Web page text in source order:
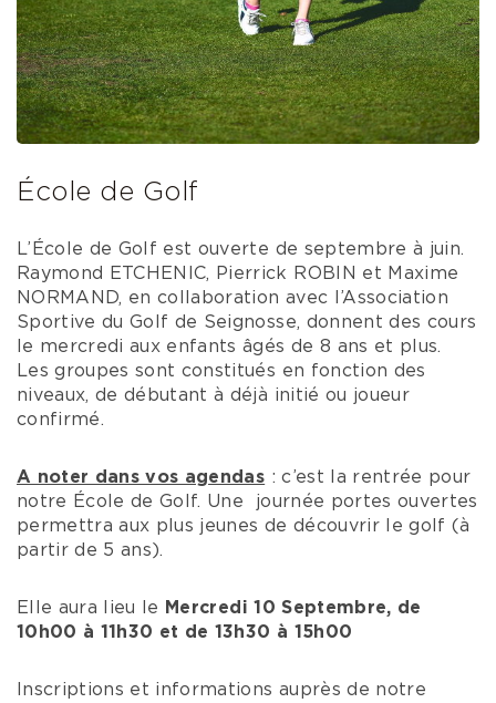
École de Golf
L’École de Golf est ouverte de septembre à juin.
Raymond ETCHENIC, Pierrick ROBIN et Maxime
NORMAND, en collaboration avec l’Association
Sportive du Golf de Seignosse, donnent des cours
le mercredi aux enfants âgés de 8 ans et plus.
Les groupes sont constitués en fonction des
niveaux, de débutant à déjà initié ou joueur
confirmé.
A noter dans vos agendas : c’est la rentrée pour
notre École de Golf. Une journée portes ouvertes
permettra aux plus jeunes de découvrir le golf (à
partir de 5 ans).
Elle aura lieu le
Mercredi 10 Septembre, de
10h00 à 11h30 et de 13h30 à 15h00
Inscriptions et informations auprès de notre